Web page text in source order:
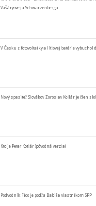
Vašáryovej a Schwarzenberga
V Česku z fotovoltaiky a lítiovej batérie vybuchol
Nový spasiteľ Slovákov Zoroslav Kollár je člen
Kto je Peter Kotlár (pôvodná verzia)
Podvodník Fico je podľa Babiša vlastníkom SPP